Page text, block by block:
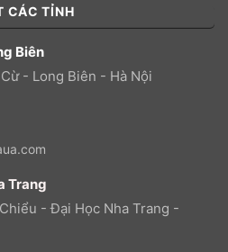
CÁC TỈNH
Biên
- Long Biên - Hà Nội
Trang
- Đại Học Nha Trang -